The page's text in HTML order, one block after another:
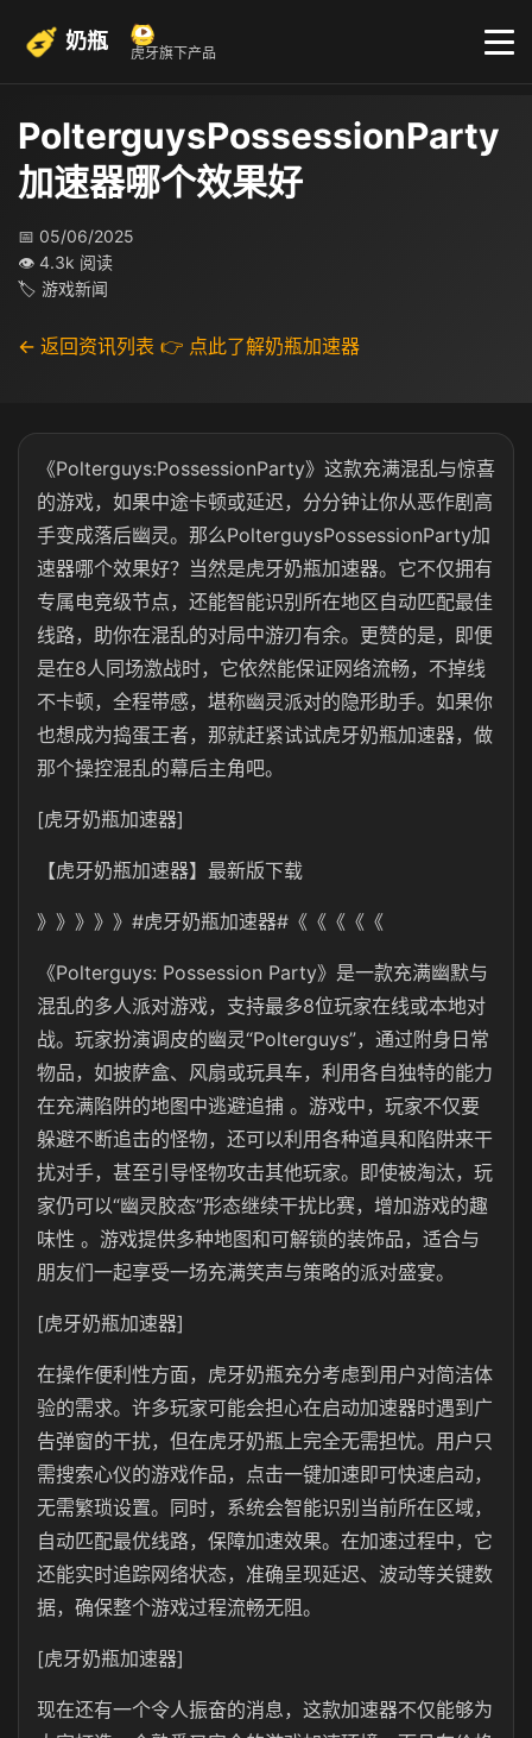
奶瓶 虎牙旗下产品
PolterguysPossessionParty
加速器哪个效果好
📅 05/06/2025
👁 4.3k 阅读
🏷 游戏新闻
← 返回资讯列表 👉 点此了解奶瓶加速器
《Polterguys:PossessionParty》这款充满混乱与惊喜
的游戏，如果中途卡顿或延迟，分分钟让你从恶作剧高
手变成落后幽灵。那么PolterguysPossessionParty加
速器哪个效果好？当然是虎牙奶瓶加速器。它不仅拥有
专属电竞级节点，还能智能识别所在地区自动匹配最佳
线路，助你在混乱的对局中游刃有余。更赞的是，即便
是在8人同场激战时，它依然能保证网络流畅，不掉线
不卡顿，全程带感，堪称幽灵派对的隐形助手。如果你
也想成为捣蛋王者，那就赶紧试试虎牙奶瓶加速器，做
那个操控混乱的幕后主角吧。
[虎牙奶瓶加速器]
【虎牙奶瓶加速器】最新版下载
》》》》》#虎牙奶瓶加速器#《《《《《
《Polterguys: Possession Party》是一款充满幽默与
混乱的多人派对游戏，支持最多8位玩家在线或本地对
战。玩家扮演调皮的幽灵“Polterguys”，通过附身日常
物品，如披萨盒、风扇或玩具车，利用各自独特的能力
在充满陷阱的地图中逃避追捕 。游戏中，玩家不仅要
躲避不断追击的怪物，还可以利用各种道具和陷阱来干
扰对手，甚至引导怪物攻击其他玩家。即使被淘汰，玩
家仍可以“幽灵胶态”形态继续干扰比赛，增加游戏的趣
味性 。游戏提供多种地图和可解锁的装饰品，适合与
朋友们一起享受一场充满笑声与策略的派对盛宴。
[虎牙奶瓶加速器]
在操作便利性方面， 虎牙奶瓶充分考虑到用户对简洁体
验的需求。许多玩家可能会担心在启动加速器时遇到广
告弹窗的干扰，但在虎牙奶瓶上完全无需担忧。用户只
需搜索心仪的游戏作品，点击一键加速即可快速启动，
无需繁琐设置。同时，系统会智能识别当前所在区域，
自动匹配最优线路，保障加速效果。在加速过程中，它
还能实时追踪网络状态，准确呈现延迟、波动等关键数
据，确保整个游戏过程流畅无阻。
[虎牙奶瓶加速器]
现在还有一个令人振奋的消息，这款加速器不仅能够为